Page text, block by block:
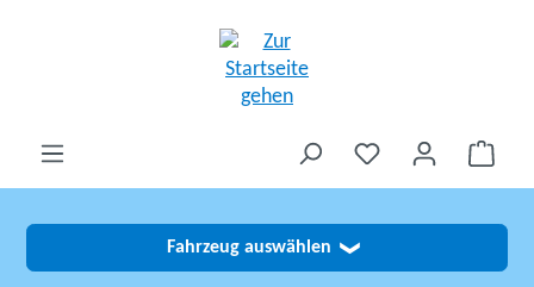
Fahrzeug auswählen ❯